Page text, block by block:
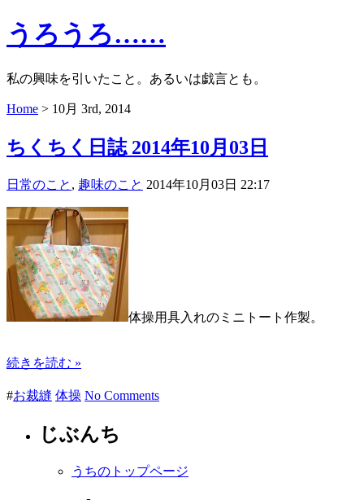
うろうろ……
私の興味を引いたこと。あるいは戯言とも。
Home > 10月 3rd, 2014
ちくちく日誌 2014年10月03日
日常のこと , 趣味のこと 2014年10月03日 22:17
体操用具入れのミニトート作製。
続きを読む »
#お裁縫 体操 No Comments
じぶんち
うちのトップページ